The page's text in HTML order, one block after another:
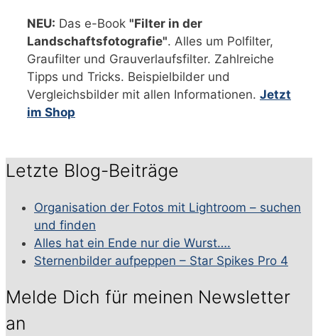
NEU: Das e-Book "Filter in der
Landschaftsfotografie". Alles um Polfilter,
Graufilter und Grauverlaufsfilter. Zahlreiche
Tipps und Tricks. Beispielbilder und
Vergleichsbilder mit allen Informationen. Jetzt
im Shop
Letzte Blog-Beiträge
Organisation der Fotos mit Lightroom – suchen
und finden
Alles hat ein Ende nur die Wurst….
Sternenbilder aufpeppen – Star Spikes Pro 4
Melde Dich für meinen Newsletter
an